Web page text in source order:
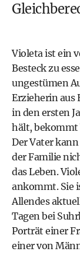
Violeta ist ein
Besteck zu
ungestümen
Erzieherin aus
in den ersten
hält, bekommt
Der Vater
der Familie
das Leben.
ankommt. Sie
Allendes
Tagen bei
Porträt einer
einer von